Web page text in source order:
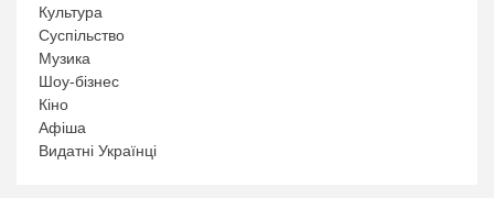
Культура
Суспільство
Музика
Шоу-бізнес
Кіно
Афіша
Видатні Українці